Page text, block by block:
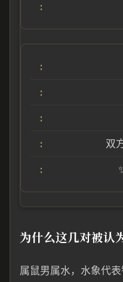
双
为什么这几对被认
属鼠男属水，水象代